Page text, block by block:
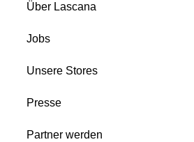
Über Lascana
Jobs
Unsere Stores
Presse
Partner werden